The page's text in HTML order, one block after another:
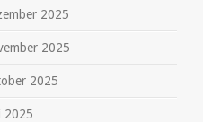
2025
2025
2025
2025